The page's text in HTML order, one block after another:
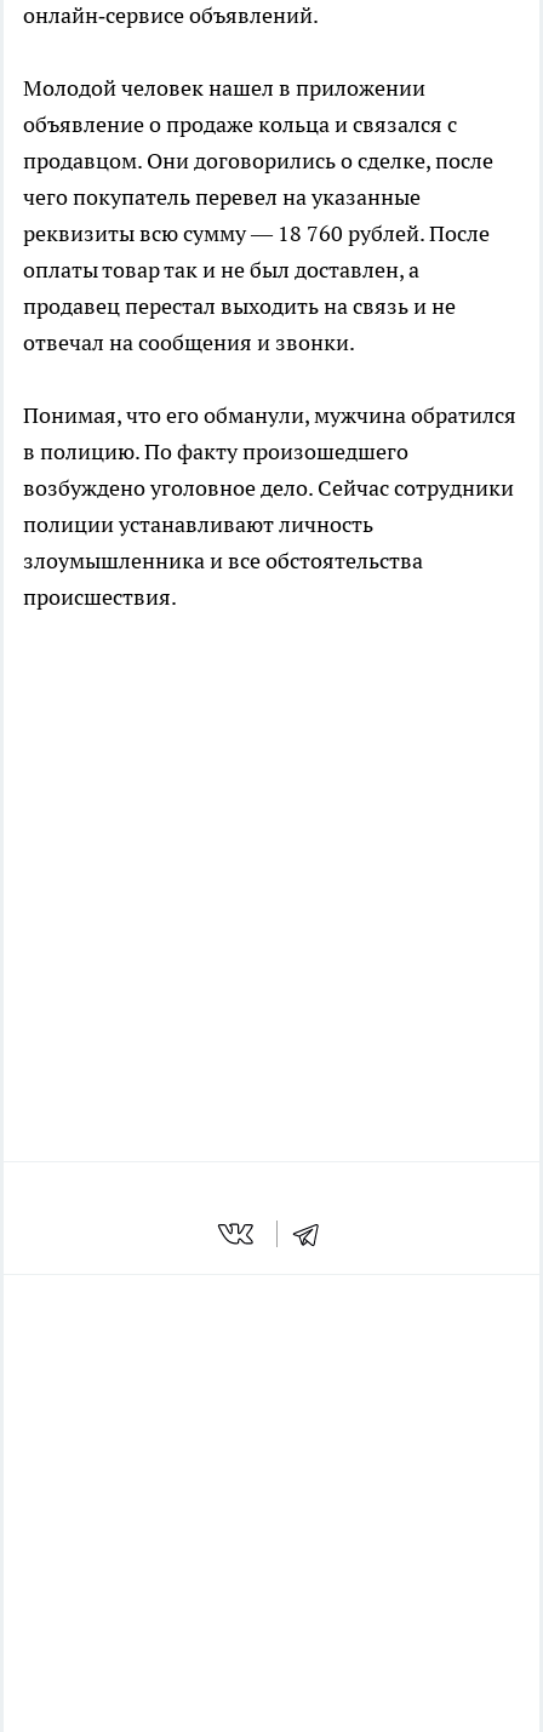
онлайн‑сервисе объявлений.
Молодой человек нашел в приложении
объявление о продаже кольца и связался с
продавцом. Они договорились о сделке, после
чего покупатель перевел на указанные
реквизиты всю сумму — 18 760 рублей. После
оплаты товар так и не был доставлен, а
продавец перестал выходить на связь и не
отвечал на сообщения и звонки.
Понимая, что его обманули, мужчина обратился
в полицию. По факту произошедшего
возбуждено уголовное дело. Сейчас сотрудники
полиции устанавливают личность
злоумышленника и все обстоятельства
происшествия.